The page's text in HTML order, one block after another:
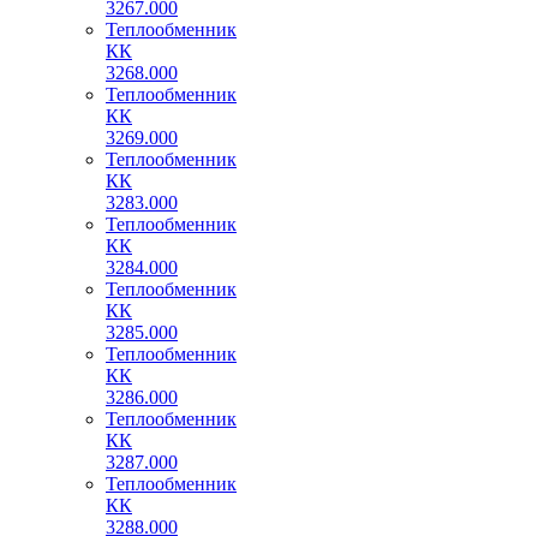
3267.000
Теплообменник
КК
3268.000
Теплообменник
КК
3269.000
Теплообменник
КК
3283.000
Теплообменник
КК
3284.000
Теплообменник
КК
3285.000
Теплообменник
КК
3286.000
Теплообменник
КК
3287.000
Теплообменник
КК
3288.000